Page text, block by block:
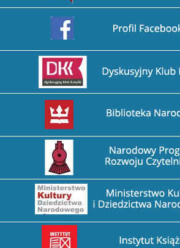
Przejdź na stronę Facebook
Przejdź na stronę DDK
Przejdź na stronę Biblioteka
Przejdź na stronę Narodowy
Przejdź na stronę Ministerstwo
Przejdź na stronę Instytut Książki